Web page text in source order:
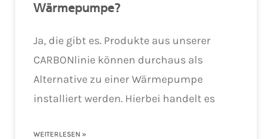
Wärmepumpe?
Ja, die gibt es. Produkte aus unserer
CARBONlinie können durchaus als
Alternative zu einer Wärmepumpe
installiert werden. Hierbei handelt es
WEITERLESEN »